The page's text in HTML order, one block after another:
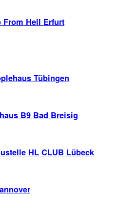
From Hell Erfurt
Tübingen
B9 Bad Breisig
HL CLUB Lübeck